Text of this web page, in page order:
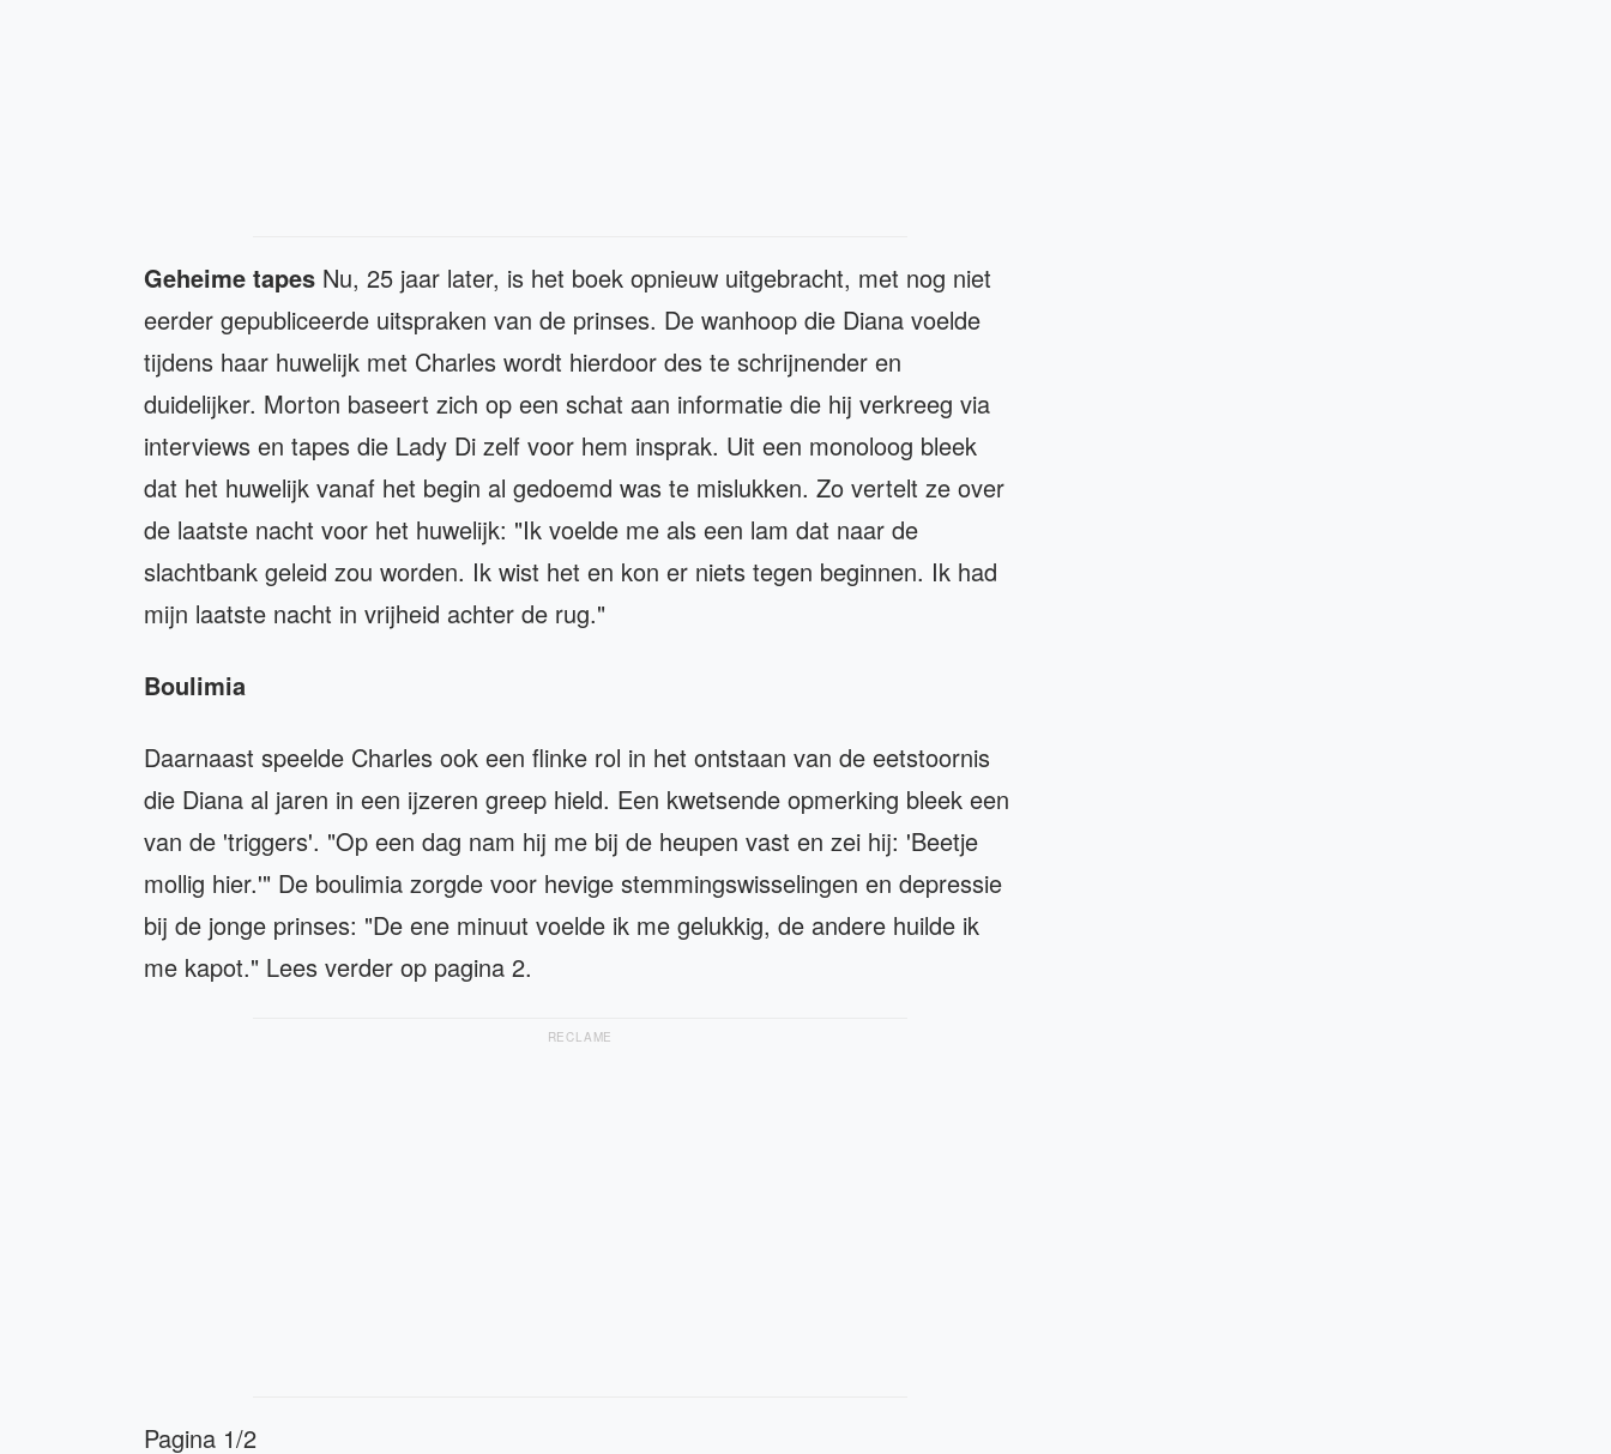
Geheime tapes Nu, 25 jaar later, is het boek opnieuw uitgebracht, met nog niet
eerder gepubliceerde uitspraken van de prinses. De wanhoop die Diana voelde
tijdens haar huwelijk met Charles wordt hierdoor des te schrijnender en
duidelijker. Morton baseert zich op een schat aan informatie die hij verkreeg via
interviews en tapes die Lady Di zelf voor hem insprak. Uit een monoloog bleek
dat het huwelijk vanaf het begin al gedoemd was te mislukken. Zo vertelt ze over
de laatste nacht voor het huwelijk: "Ik voelde me als een lam dat naar de
slachtbank geleid zou worden. Ik wist het en kon er niets tegen beginnen. Ik had
mijn laatste nacht in vrijheid achter de rug."
Boulimia
Daarnaast speelde Charles ook een flinke rol in het ontstaan van de eetstoornis
die Diana al jaren in een ijzeren greep hield. Een kwetsende opmerking bleek een
van de 'triggers'. "Op een dag nam hij me bij de heupen vast en zei hij: 'Beetje
mollig hier.'" De boulimia zorgde voor hevige stemmingswisselingen en depressie
bij de jonge prinses: "De ene minuut voelde ik me gelukkig, de andere huilde ik
me kapot." Lees verder op pagina 2.
RECLAME
Pagina 1/2